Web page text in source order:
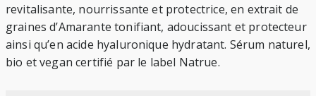
revitalisante, nourrissante et protectrice, en extrait de
graines d’Amarante tonifiant, adoucissant et protecteur
ainsi qu’en acide hyaluronique hydratant. Sérum naturel,
bio et vegan certifié par le label Natrue.